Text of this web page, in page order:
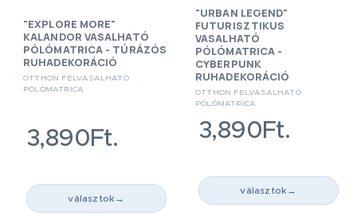
"EXPLORE MORE"
KALANDOR VASALHATÓ
PÓLÓMATRICA - TÚRÁZÓS
RUHADEKORÁCIÓ
OTTHON FELVASALHATÓ
PÓLÓMATRICA
3,890Ft.
választok →
"URBAN LEGEND"
FUTURISZTIKUS
VASALHATÓ
PÓLÓMATRICA -
CYBERPUNK
RUHADEKORÁCIÓ
OTTHON FELVASALHATÓ
PÓLÓMATRICA
3,890Ft.
választok →